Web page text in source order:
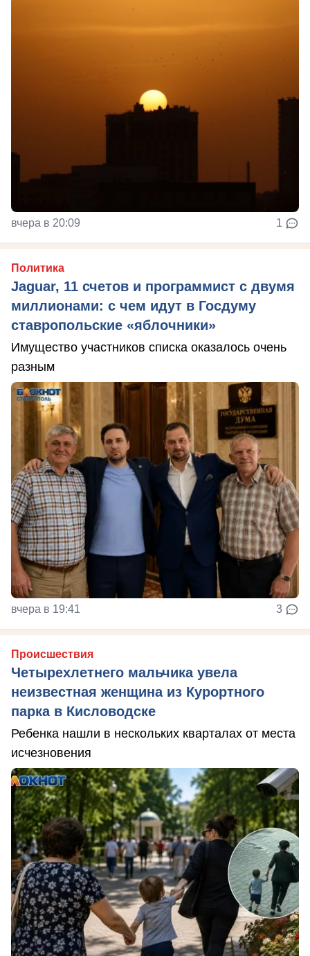
вчера в 20:09 1
Политика
Jaguar, 11 счетов и программист с двумя
миллионами: с чем идут в Госдуму
ставропольские «яблочники»
Имущество участников списка оказалось очень
разным
вчера в 19:41 3
Происшествия
Четырехлетнего мальчика увела
неизвестная женщина из Курортного
парка в Кисловодске
Ребенка нашли в нескольких кварталах от места
исчезновения